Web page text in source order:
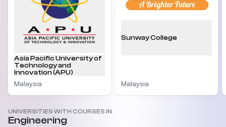
Asia Pacific University of
Technology and
Innovation (APU)
Malaysia
Sunway College
Malaysia
UNIVERSITIES WITH COURSES IN
Engineering